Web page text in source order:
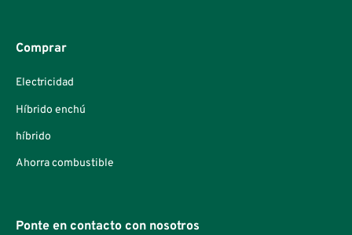
Comprar
Electricidad
Híbrido enchú
híbrido
Ahorra combustible
Ponte en contacto con nosotros